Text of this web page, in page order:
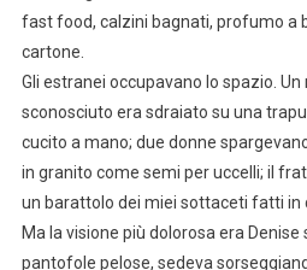
fast food, calzini bagnati, profumo a
cartone.
Gli estranei occupavano lo spazio.
sconosciuto era sdraiato su una
cucito a mano; due donne
in granito come semi per uccelli; il
un barattolo dei miei sottaceti fatti in
Ma la visione più dolorosa era Denise
pantofole pelose, sedeva